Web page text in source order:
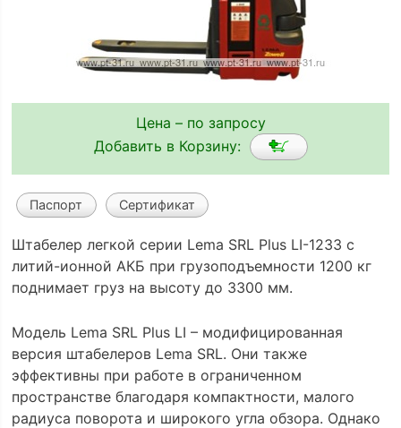
Цена – по запросу
Добавить в Корзину:
Паспорт Сертификат
Штабелер легкой серии Lema SRL Plus LI-1233 с
литий-ионной АКБ при грузоподъемности 1200 кг
поднимает груз на высоту до 3300 мм.
Модель Lema SRL Plus LI – модифицированная
версия штабелеров Lema SRL. Они также
эффективны при работе в ограниченном
пространстве благодаря компактности, малого
радиуса поворота и широкого угла обзора. Однако